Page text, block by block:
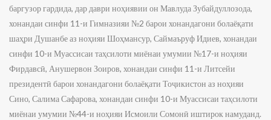
баргузор гардида, дар даври ноҳиявии он Мавлуда Зубайдуллозода,
хонандаи синфи 11-и Гимназияи №2 барои хонандагони болаёқати
шаҳри Душанбе аз ноҳияи Шоҳмансур, Саймаъруф Идиев, хонандаи
синфи 10-и Муассисаи таҳсилоти миёнаи умумии №17-и ноҳияи
Фирдавсӣ, Анушервон Зоиров, хонандаи синфи 11-и Литсейи
президентӣ барои хонандагони болаёқати Тоҷикистон аз ноҳияи
Сино, Салима Сафарова, хонандаи синфи 10-и Муассисаи таҳсилоти
миёнаи умумии №44-и ноҳияи Исмоили Сомонӣ иштирок намуданд.